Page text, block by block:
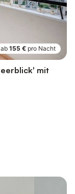
ab 155 € pro Nacht
mit